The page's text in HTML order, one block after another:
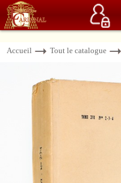
Service client 06 15 37 15 37
Accueil Tout le catalogue